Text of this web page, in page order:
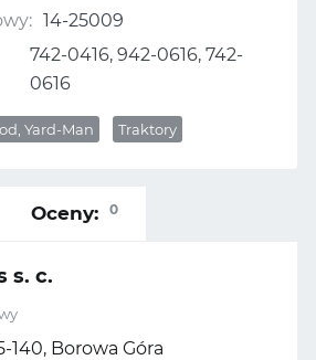
14-25009
742-0416, 942-0616, 742-
0616
Yard-Man Traktory
Oceny: 0
s. c.
140, Borowa Góra